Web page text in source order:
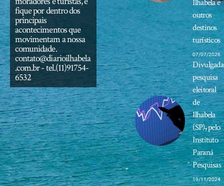
fique por dentro dos
principais
acontecimentos que
movimentam a nossa
comunidade.
contato@diarioilhabela
.com.br- tel.(11)91754-
6532
Ilhabela e
outros
destinos
turísticos
07/07/2026
Divulgada
pesquisa
eleitoral
de
Ilhabela
(SP), pelo
Instituto
Paraná
Pesquisas
19/11/2024